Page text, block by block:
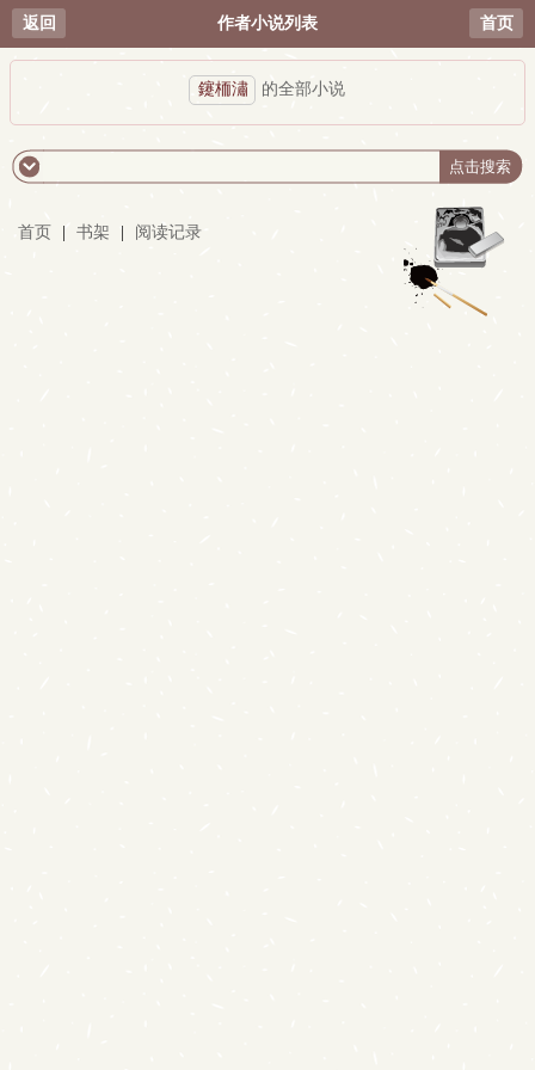
返回 作者小说列表 首页
鑳栭潚 的全部小说
首页 书架 阅读记录